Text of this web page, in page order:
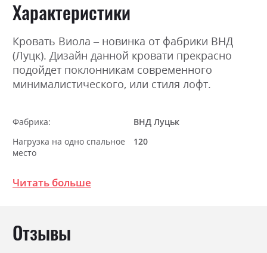
Характеристики
Кровать Виола – новинка от фабрики ВНД
(Луцк). Дизайн данной кровати прекрасно
подойдет поклонникам современного
минималистического, или стиля лофт.
Фабрика:
ВНД Луцьк
Нагрузка на одно спальное
место
120
Спальное место
Читать больше
Отзывы